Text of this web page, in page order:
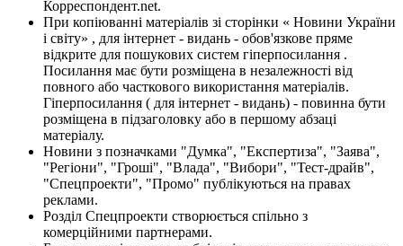
Корреспондент.net.
При копіюванні матеріалів зі сторінки « Новини України
і світу» , для інтернет - видань - обов'язкове пряме
відкрите для пошукових систем гіперпосилання .
Посилання має бути розміщена в незалежності від
повного або часткового використання матеріалів.
Гіперпосилання ( для інтернет - видань) - повинна бути
розміщена в підзаголовку або в першому абзаці
матеріалу.
Новини з позначками "Думка", "Експертиза", "Заява",
"Регіони", "Гроші", "Влада", "Вибори", "Тест-драйв",
"Спецпроекти", "Промо" публікуються на правах
реклами.
Розділ Спецпроекти створюється спільно з
комерційними партнерами.